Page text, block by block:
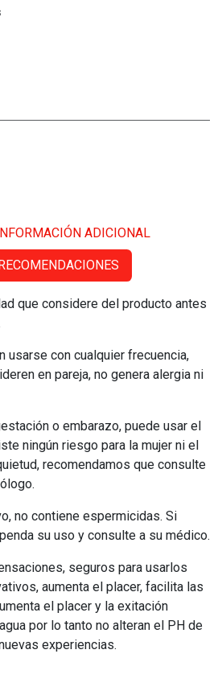
ADICIONAL
que considere del producto antes
usarse con cualquier frecuencia,
en pareja, no genera alergia ni
o embarazo, puede usar el
ningún riesgo para la mujer ni el
recomendamos que consulte
no contiene espermicidas. Si
su uso y consulte a su médico.
seguros para usarlos
aumenta el placer, facilita las
el placer y la exitación
por lo tanto no alteran el PH de
experiencias.